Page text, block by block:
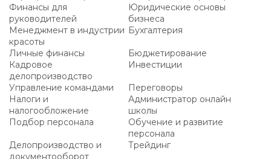
Финансы для
руководителей
Юридические основы
бизнеса
Менеджмент в индустрии
красоты
Бухгалтерия
Личные финансы
Бюджетирование
Кадровое
делопроизводство
Инвестиции
Управление командами
Переговоры
Налоги и
налогообложение
Администратор онлайн
школы
Подбор персонала
Обучение и развитие
персонала
Делопроизводство и
документооборот
Трейдинг